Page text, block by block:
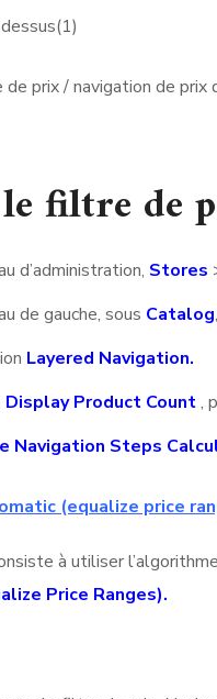
prix / navigation de prix
filtre de
d’administration, Stores
de gauche, sous Catalog
Layered Navigation.
Display Product Count,
Navigation Steps
(equalize price
à utiliser
Price Ranges).